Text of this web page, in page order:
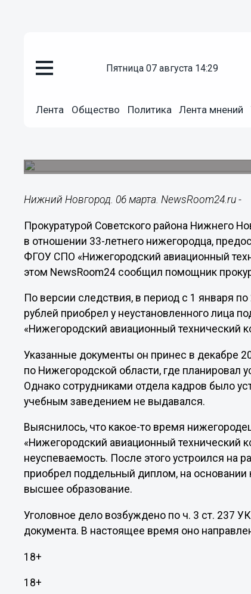
пятница 07 августа 14:29
Лента Общество Политика Лента мнений
Нижегородец пытался
Нижний Новгород. 06 марта. NewsRoom24.ru -
Прокуратурой Советского района Нижнего
в отношении 33-летнего нижегородца,
ФГОУ СПО «Нижегородский авиационный
этом NewsRoom24 сообщил помощник
По версии следствия, в период с 1 января
рублей приобрел у неустановленного лица
«Нижегородский авиационный технический
Указанные документы он принес в
по Нижегородской области, где планировал
Однако сотрудниками отдела кадров было
учебным заведением не выдавался.
Выяснилось, что какое-то время
«Нижегородский авиационный технический
неуспеваемость. После этого устроился на
приобрел поддельный диплом, на
высшее образование.
Уголовное дело возбуждено по ч. 3 ст. 237
документа. В настоящее время оно
18+
18+